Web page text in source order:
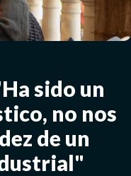
sido un
no nos
de un